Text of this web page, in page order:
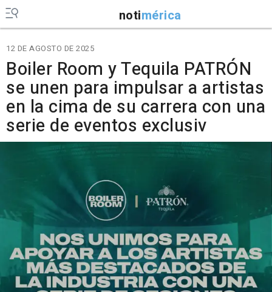
notimérica
12 DE AGOSTO DE 2025
Boiler Room y Tequila PATRÓN
se unen para impulsar a artistas
en la cima de su carrera con una
serie de eventos exclusiv